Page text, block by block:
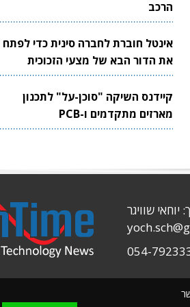
הרכב
אינטל חוברת לחברה סינית כדי לפתח
את הדור הבא של מצעי הזכוכית
לשבבים
קיידנס השיקה "סוכן-על" לתכנון
מארזים מתקדמים ו-PCB
יוחאי שוויגר
054-